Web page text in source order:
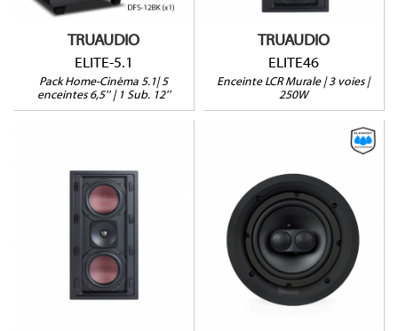
TRUAUDIO
ELITE-5.1
Pack Home-Cinéma 5.1| 5
enceintes 6,5'' | 1 Sub. 12''
TRUAUDIO
ELITE46
Enceinte LCR Murale | 3 voies |
250W
ELITE26
Enceinte LCR 2-voies
200W@8Ω
Profondeur : 102mm
PDP-6-ELEMENT
Weatherproof
Enceinte Stéréo
100W@8Ω
Profondeur : 86mm